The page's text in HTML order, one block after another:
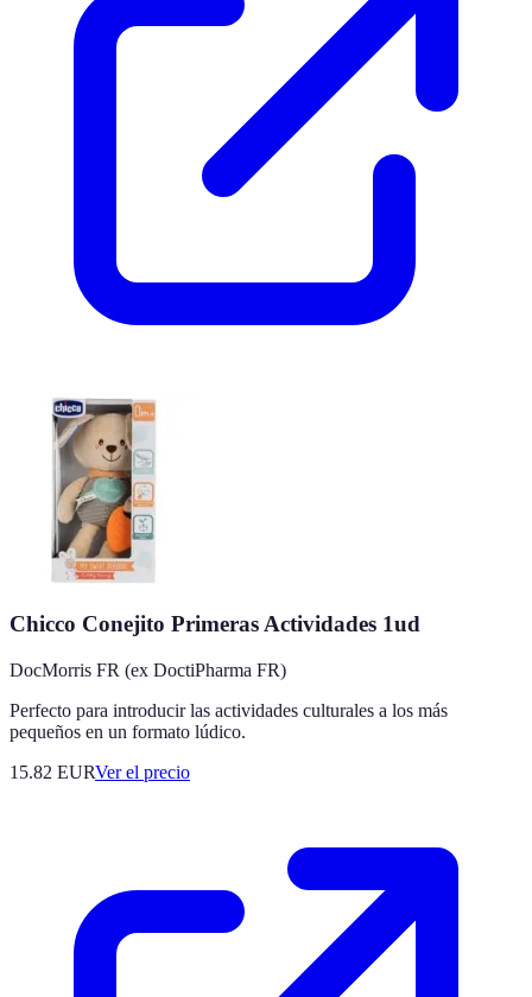
Chicco Conejito Primeras Actividades 1ud
DocMorris FR (ex DoctiPharma FR)
Perfecto para introducir las actividades culturales a los más
pequeños en un formato lúdico.
15.82 EURVer el precio